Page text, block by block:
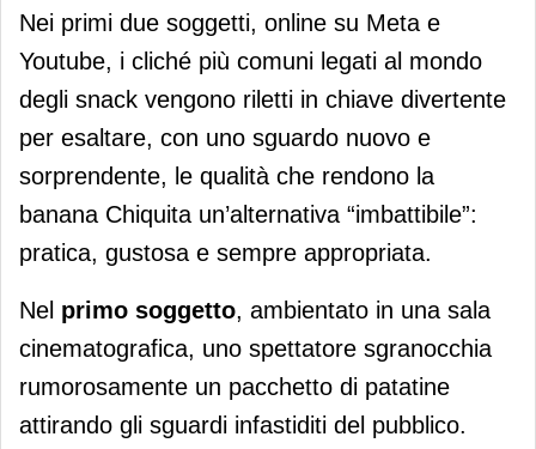
Nei primi due soggetti, online su Meta e
Youtube, i cliché più comuni legati al mondo
degli snack vengono riletti in chiave divertente
per esaltare, con uno sguardo nuovo e
sorprendente, le qualità che rendono la
banana Chiquita un’alternativa “imbattibile”:
pratica, gustosa e sempre appropriata.
Nel primo soggetto, ambientato in una sala
cinematografica, uno spettatore sgranocchia
rumorosamente un pacchetto di patatine
attirando gli sguardi infastiditi del pubblico.